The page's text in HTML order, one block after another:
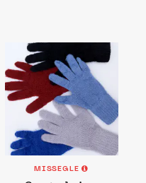
MISSEGLE